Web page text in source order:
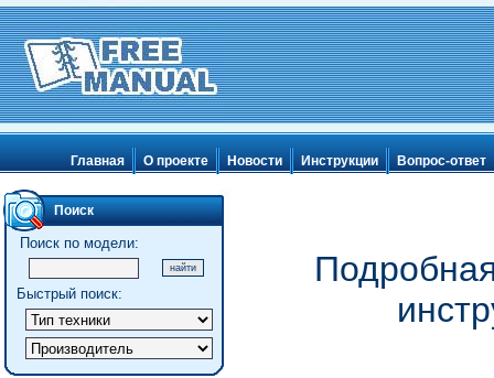
Главная О проекте Новости Инструкции Вопрос-ответ
Поиск
Поиск по модели:
Быстрый поиск: